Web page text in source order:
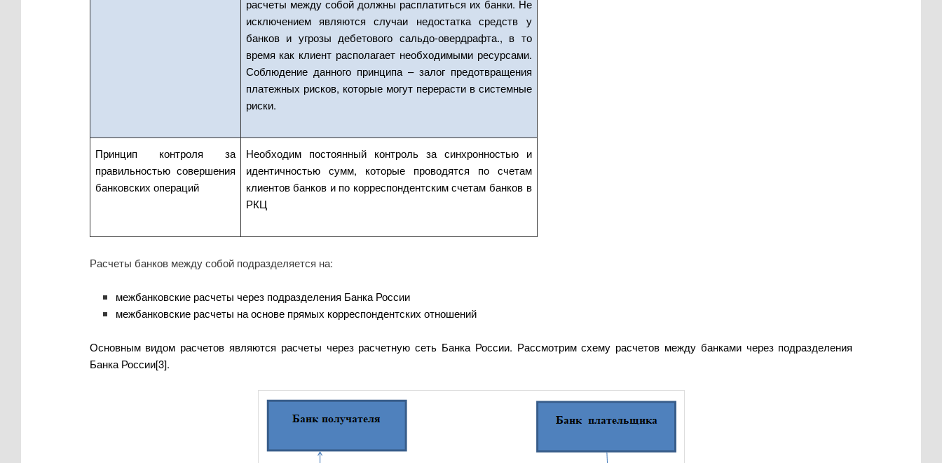
расчеты между собой должны расплатиться их банки. Не
исключением являются случаи недостатка средств у
банков и угрозы дебетового сальдо-овердрафта., в то
время как клиент располагает необходимыми ресурсами.
Соблюдение данного принципа – залог предотвращения
платежных рисков, которые могут перерасти в системные
риски.
Принцип контроля за
правильностью совершения
банковских операций
Необходим постоянный контроль за синхронностью и
идентичностью сумм, которые проводятся по счетам
клиентов банков и по корреспондентским счетам банков в
РКЦ
Расчеты банков между собой подразделяется на:
межбанковские расчеты через подразделения Банка России
межбанковские расчеты на основе прямых корреспондентских отношений
Основным видом расчетов являются расчеты через расчетную сеть Банка России. Рассмотрим схему расчетов между банками через подразделения
Банка России[3].